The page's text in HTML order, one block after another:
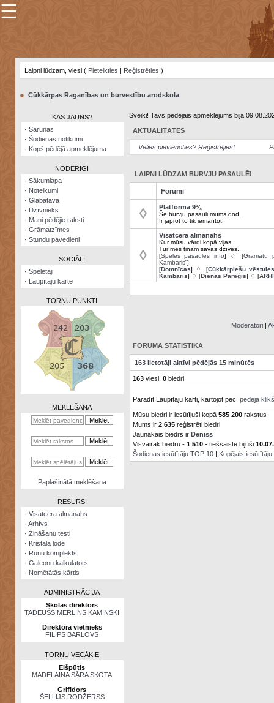
×
Šodienas
notikumi
Visatcera
almanahs
Arhīvs
Zināšanu
kalkulators
Nomētātās
☰
Laipni lūdzam, viesi ( Pieteikties | Reģistrēties )
● Cūkkārpas Raganības un burvestību arodskola
KAS JAUNS?
· Sarunas
· Šodienas notikumi
· Kopš pēdējā apmeklējuma
NODERĪGI
· Sākumlapa
· Noteikumi
· Glabātava
· Dzīvnieks
· Mani pēdējie raksti
· Grāmatzīmes
· Stundu pavedieni
SOCIĀLI
· Spēlētāji
· Laupītāju karte
TORŅU PUNKTI
MEKLĒŠANA
Paplašinātā meklēšana
RESURSI
· Visatcera almanahs
· Arhīvs
· Zināšanu testi
· Kristāla lode
· Rūnu komplekts
· Galeonu kalkulators
· Nomētātās kārtis
ADMINISTRĀCIJA
Skolas direktors
TADEUŠS MERLINS KAMINSKI
Direktora vietnieks
FILIPS BĀRLOVS
TORŅU VECĀKIE
Elšpūtis
MADELAINA SĀRA SKOTA
Grifidors
ŠELLIJS RODŽERSS
Sveiki! Tavs pēdējais apmeklējums bija
AKTUALITĀTES
Vēlies pievienoties? Reģistrējies!
LAIPNI LŪDZAM BURVJU PASAULĒ!
Forumi
◊ Platforma 9¾
Še burvju pasauli mums dod,
Ir jāprot to tik iemantot!
◊
Visatcera almanahs
Kur mūsu vārdi kopā vijas,
Tur mēs tinam savas dzīves.
[Spēles pasaules info] ♢ [Grāmatu
Kambaris”]
[Domnīcas] ♢ [Cūkkārpiešu vēstules
Kambaris] ♢ [Dienas Pareģis] ♢ [
Moderatori |
FORUMA STATISTIKA
163 lietotāji aktīvi pēdējās 15 minūtēs
163viesi, 0biedri
Parādīt Laupītāju karti, kārtojot pēc: pēdējā
Mūsu biedri ir iesūtījuši kopā 585 200rakstus
Mums ir 2 635reģistrēti biedri
Jaunākais biedrs ir Deniss
Visvairāk biedru - 1 510- tiešsaistē bijuši
Šodienas iesūtītāju TOP 10| Kopējais iesūtītāju